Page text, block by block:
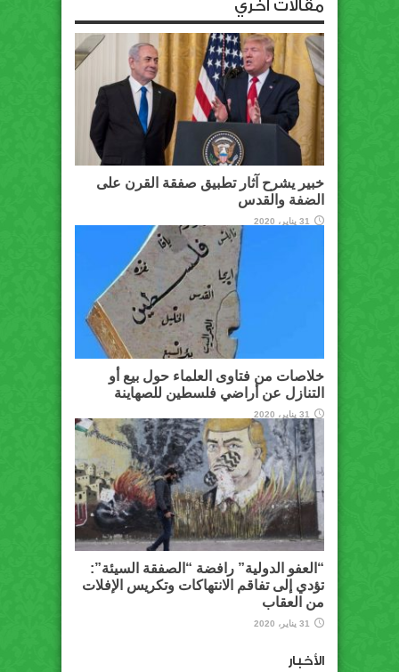
مقالات أخري
خبير يشرح آثار تطبيق صفقة القرن على
الضفة والقدس
31 يناير، 2020
خلاصات من فتاوى العلماء حول بيع أو
التنازل عن أراضي فلسطين للصهاينة
31 يناير، 2020
“العفو الدولية” رافضة “الصفقة السيئة”:
تؤدي إلى تفاقم الانتهاكات وتكريس الإفلات
من العقاب
31 يناير، 2020
الأخبار